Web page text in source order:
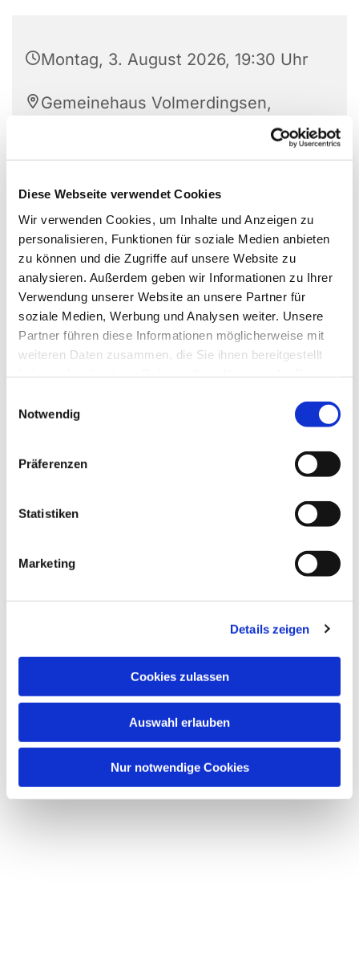
Diese Webseite verwendet Cookies
Wir verwenden Cookies, um Inhalte und Anzeigen zu
personalisieren, Funktionen für soziale Medien anbieten
zu können und die Zugriffe auf unsere Website zu
analysieren. Außerdem geben wir Informationen zu Ihrer
Verwendung unserer Website an unsere Partner für
soziale Medien, Werbung und Analysen weiter. Unsere
Partner führen diese Informationen möglicherweise mit
weiteren Daten zusammen, die Sie ihnen bereitgestellt
Notwendig
Präferenzen
Statistiken
Marketing
Details zeigen
Cookies zulassen
Auswahl erlauben
Nur notwendige Cookies
Montag, 3. August 2026, 19:30 Uhr
Gemeinehaus Volmerdingsen,
Pfarrer Brünger Str. 1, 32549 Bad
Dies könnte Sie auch